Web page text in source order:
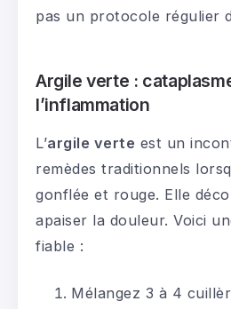
pas un protocole régulier
Argile verte :
l’inflammation
L’argile verte est un
remèdes traditionnels
gonflée et rouge. Elle
apaiser la douleur. Voici
fiable :
Mélangez 3 à 4